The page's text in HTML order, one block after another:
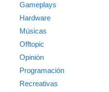
Gameplays
Hardware
Músicas
Offtopic
Opinión
Programación
Recreativas